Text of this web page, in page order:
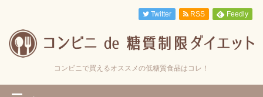
コンビニで買えるオススメの低糖質食品はコレ！
Twitter RSS Feedly